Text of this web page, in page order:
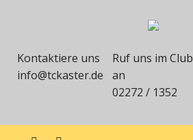
Kontaktiere uns
info@tckaster.de
Ruf uns im Club
an
02272 / 1352